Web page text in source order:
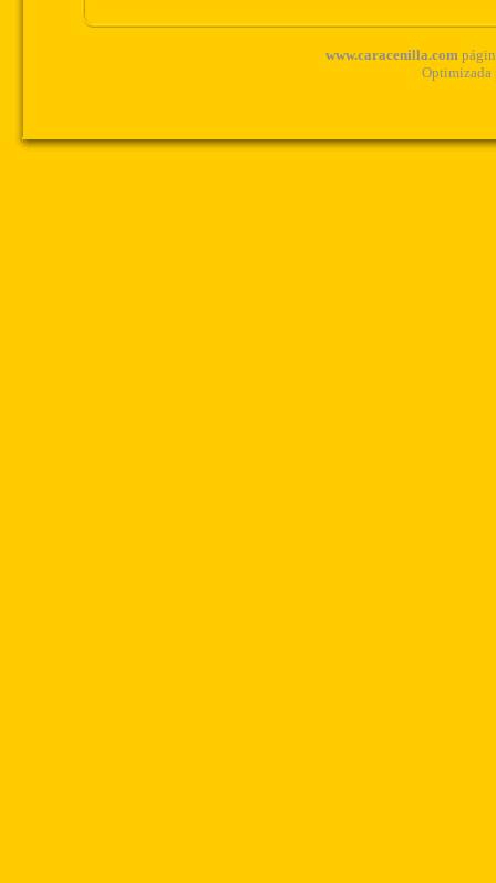
www.caracenilla.com
Optimizada